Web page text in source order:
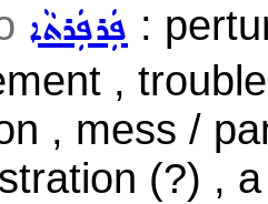
ܦܲܪܦܲܪܬܵܐ :
,
, mess /
(?) ,